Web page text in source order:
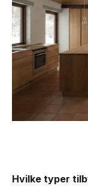
Hvilke typer